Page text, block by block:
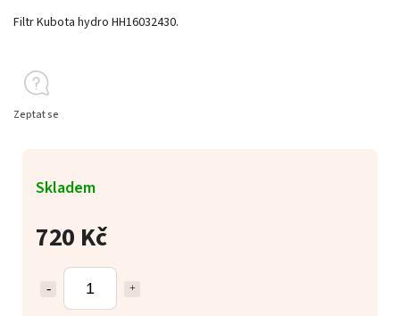
720 Kč
Skladem
Filtr Kubota hydro HH16032430.
Zeptat se